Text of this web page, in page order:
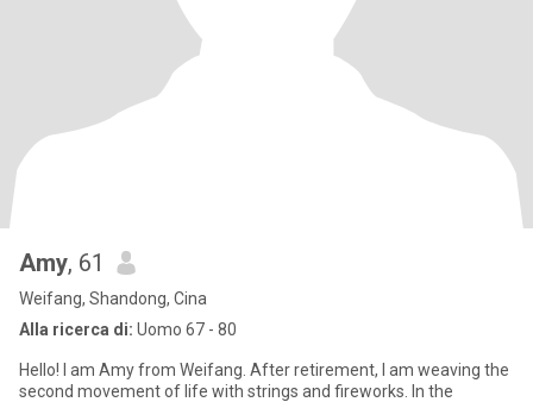
Amy, 61
Weifang, Shandong, Cina
Alla ricerca di: Uomo 67 - 80
Hello! I am Amy from Weifang. After retirement, I am weaving the
second movement of life with strings and fireworks. In the